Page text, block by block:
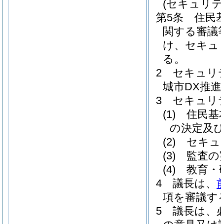
(セキュリ
第5条
住民
関する審
け、セキ
る。
2
セキュリ
城市DX推
3
セキュリ
(1)
住民
の決定及
(2)
セキ
(3)
監査
(4)
教育
4
議長は、
項を審議
5
議長は、